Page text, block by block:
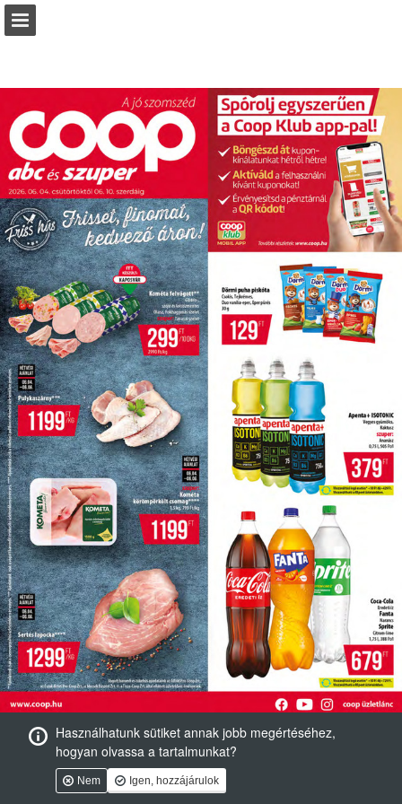
Használhatunk sütiket annak jobb megértéséhez,
hogyan olvassa a tartalmunkat?
Nem Igen, hozzájárulok
Letöltés PDF
Keresés
Jelentés közzététele